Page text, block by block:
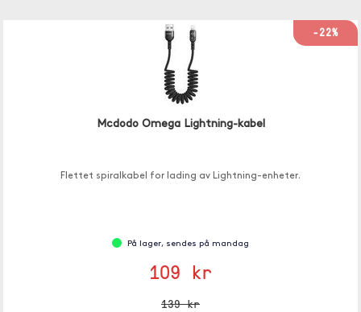
-22%
Mcdodo Omega Lightning-kabel
Flettet spiralkabel for lading av Lightning-enheter.
På lager, sendes på mandag
109 kr
139 kr